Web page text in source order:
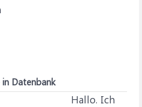
in Datenbank
Hallo. Ich